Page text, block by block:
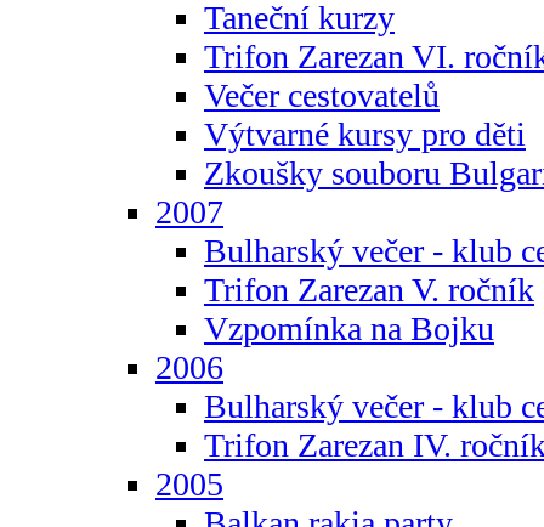
Taneční kurzy
Trifon Zarezan VI.
Večer cestovatelů
Výtvarné kursy pro děti
Zkoušky souboru
2007
Bulharský večer - klub
Trifon Zarezan V. ročník
Vzpomínka na Bojku
2006
Bulharský večer - klub
Trifon Zarezan IV.
2005